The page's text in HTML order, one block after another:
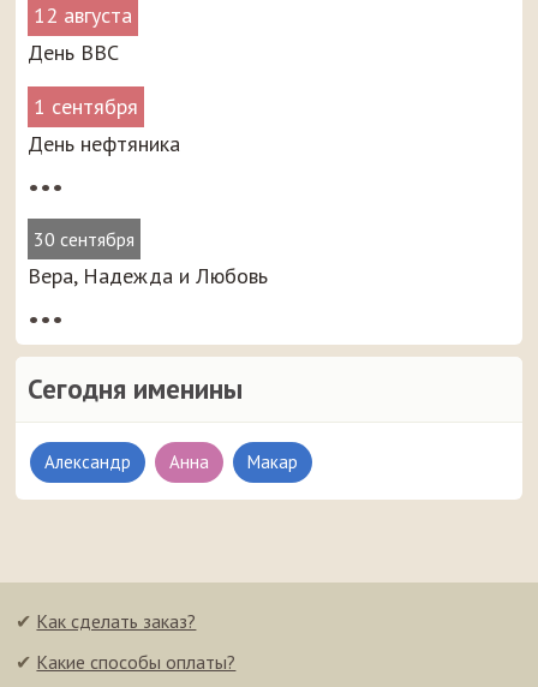
12 августа
День ВВС
1 сентября
День нефтяника
•••
30 сентября
Вера, Надежда и Любовь
•••
Сегодня именины
Александр Анна Макар
✔ Как сделать заказ?
✔ Какие способы оплаты?